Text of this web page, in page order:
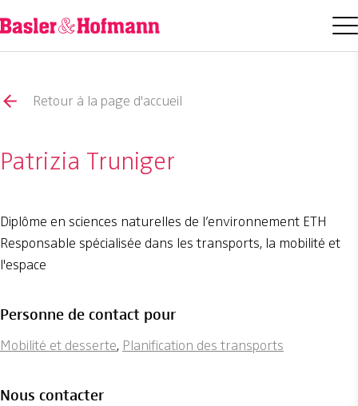
Retour à la page d'accueil
Patrizia Truniger
Diplôme en sciences naturelles de l’environnement ETH
Responsable spécialisée dans les transports, la mobilité et
l'espace
Personne de contact pour
Mobilité et desserte, Planification des transports
Nous contacter